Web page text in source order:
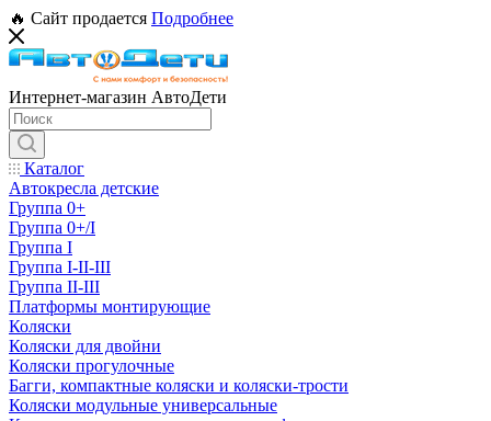
🔥 Сайт продается Подробнее
Интернет-магазин АвтоДети
Каталог
Автокресла детские
Группа 0+
Группа 0+/I
Группа I
Группа I-II-III
Группа II-III
Платформы монтирующие
Коляски
Коляски для двойни
Коляски прогулочные
Багги, компактные коляски и коляски-трости
Коляски модульные универсальные